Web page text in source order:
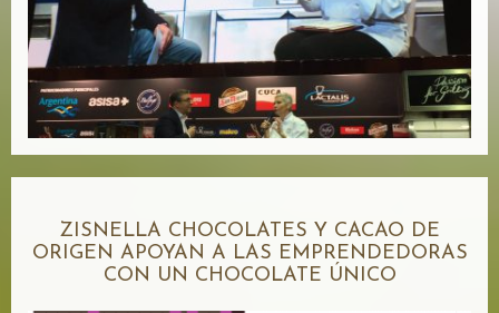
ZISNELLA CHOCOLATES Y CACAO DE
ORIGEN APOYAN A LAS EMPRENDEDORAS
CON UN CHOCOLATE ÚNICO